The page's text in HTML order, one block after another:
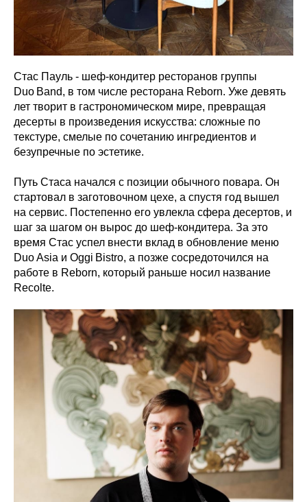
Стас Пауль - шеф‑кондитер ресторанов группы
Duo Band, в том числе ресторана Reborn. Уже девять
лет творит в гастрономическом мире, превращая
десерты в произведения искусства: сложные по
текстуре, смелые по сочетанию ингредиентов и
безупречные по эстетике.
Путь Стаса начался с позиции обычного повара. Он
стартовал в заготовочном цехе, а спустя год вышел
на сервис. Постепенно его увлекла сфера десертов, и
шаг за шагом он вырос до шеф‑кондитера. За это
время Стас успел внести вклад в обновление меню
Duo Asia и Oggi Bistro, а позже сосредоточился на
работе в Reborn, который раньше носил название
Recolte.